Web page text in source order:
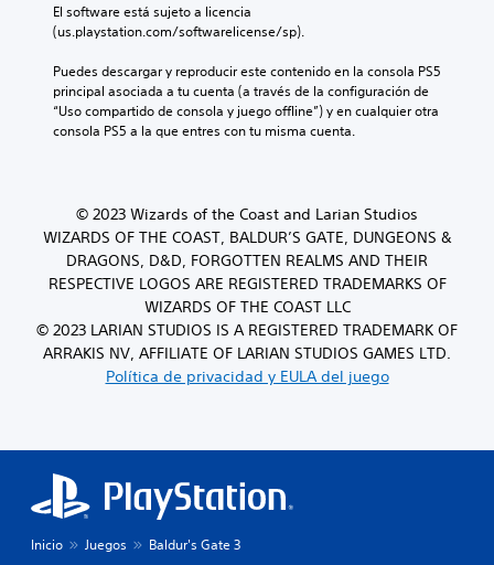
El software está sujeto a licencia
(us.playstation.com/softwarelicense/sp).
Puedes descargar y reproducir este contenido en la consola PS5
principal asociada a tu cuenta (a través de la configuración de
“Uso compartido de consola y juego offline”) y en cualquier otra
consola PS5 a la que entres con tu misma cuenta.
© 2023 Wizards of the Coast and Larian Studios
WIZARDS OF THE COAST, BALDUR’S GATE, DUNGEONS &
DRAGONS, D&D, FORGOTTEN REALMS AND THEIR
RESPECTIVE LOGOS ARE REGISTERED TRADEMARKS OF
WIZARDS OF THE COAST LLC
© 2023 LARIAN STUDIOS IS A REGISTERED TRADEMARK OF
ARRAKIS NV, AFFILIATE OF LARIAN STUDIOS GAMES LTD.
Política de privacidad y EULA del juego
Inicio Juegos Baldur's Gate 3